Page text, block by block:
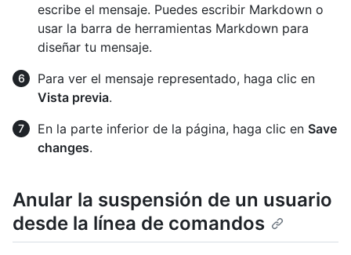
escribe el mensaje. Puedes escribir Markdown o
usar la barra de herramientas Markdown para
diseñar tu mensaje.
Para ver el mensaje representado, haga clic en
Vista previa.
En la parte inferior de la página, haga clic en Save
changes.
Anular la suspensión de un usuario
desde la línea de comandos